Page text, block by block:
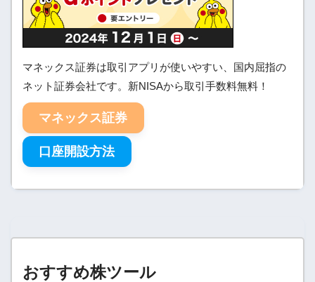
マネックス証券は取引アプリが使いやすい、国内屈指の
ネット証券会社です。新NISAから取引手数料無料！
マネックス証券
口座開設方法
おすすめ株ツール